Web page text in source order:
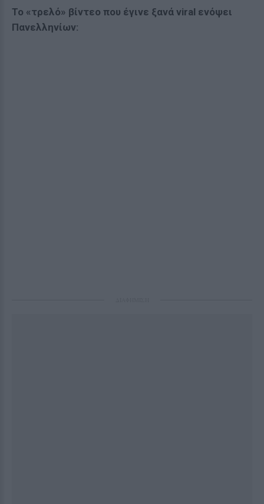
Το «τρελό» βίντεο που έγινε ξανά viral ενόψει
Πανελληνίων: